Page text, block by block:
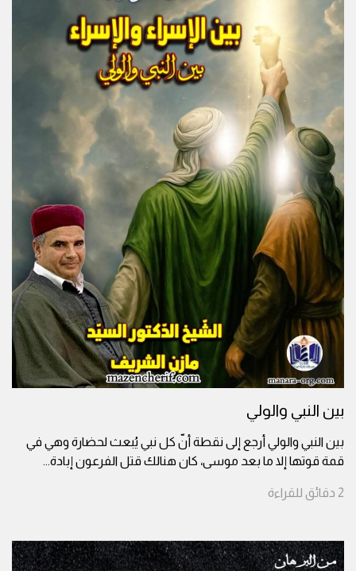
بين النبي والولي
بين النبي والولي أرجع إلى نقطة أنّ كل نبي يُبعث لحضارة وهي في
قمة قوتها إلا ما بعد موسى، كان هنالك قتل الفرعون إبادة...
2 دقائق للقراءة